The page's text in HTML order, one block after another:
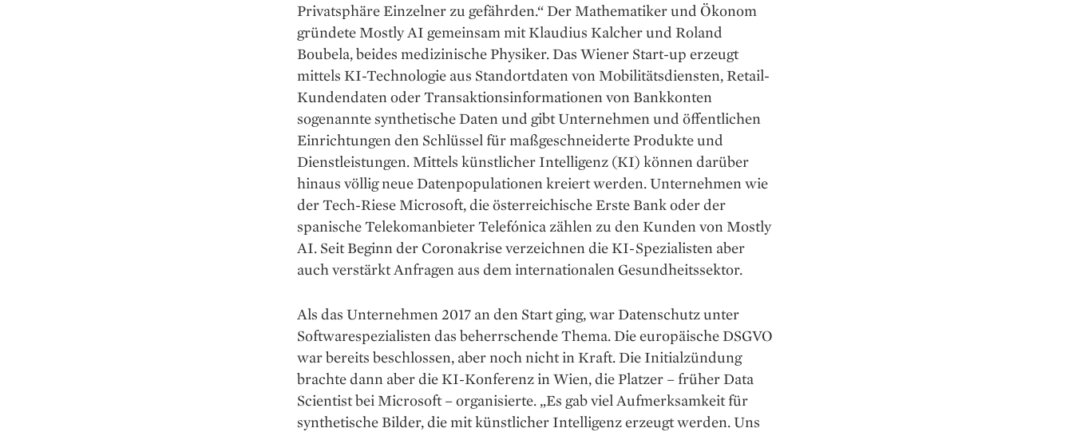
Privatsphäre Einzelner zu gefährden.“ Der Mathematiker und Ökonom
gründete Mostly AI gemeinsam mit Klaudius Kalcher und Roland
Boubela, beides medizinische Physiker. Das Wiener Start-up erzeugt
mittels KI-Technologie aus Standortdaten von Mobilitätsdiensten, Retail-
Kundendaten oder Transaktionsinformationen von Bankkonten
sogenannte synthetische Daten und gibt Unternehmen und öffentlichen
Einrichtungen den Schlüssel für maßgeschneiderte Produkte und
Dienstleistungen. Mittels künstlicher Intelligenz (KI) können darüber
hinaus völlig neue Datenpopulationen kreiert werden. Unternehmen wie
der Tech-Riese Microsoft, die ­österreichische Erste Bank oder der
spanische Telekomanbieter Telefónica zählen zu den Kunden von Mostly
AI. Seit Beginn der Coronakrise verzeichnen die KI-Spezialisten aber
auch verstärkt Anfragen aus dem internationalen Gesundheitssektor.
Als das Unternehmen 2017 an den Start ging, war Datenschutz unter
Softwarespezialisten das beherrschende Thema. Die europäische DSGVO
war bereits beschlossen, aber noch nicht in Kraft. Die Initialzündung
brachte dann aber die KI-Konferenz in Wien, die Platzer – früher Data
Scientist bei Microsoft – organisierte. „Es gab viel Aufmerksamkeit für
synthetische Bilder, die mit künstlicher Intelligenz erzeugt werden. Uns